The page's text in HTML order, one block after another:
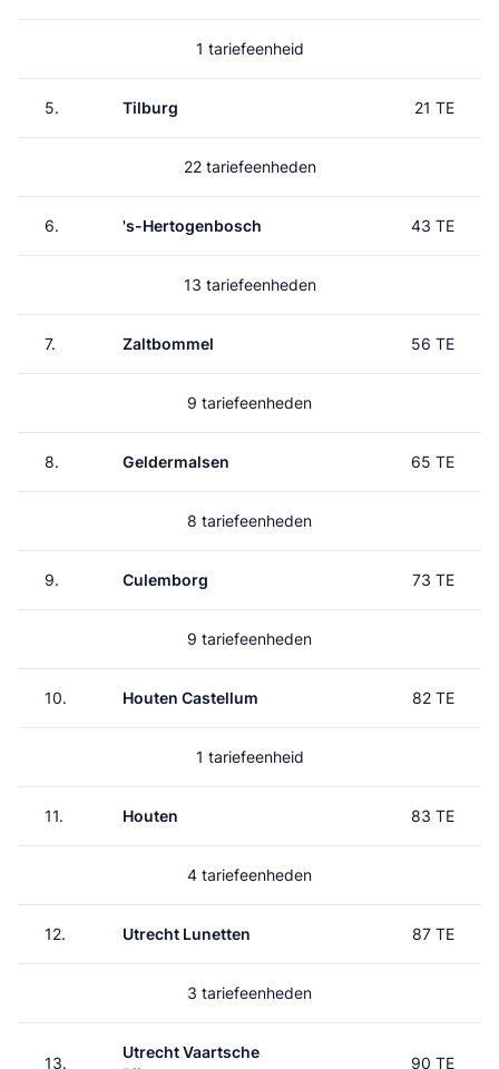
1 tariefeenheid
5. Tilburg 21 TE
22 tariefeenheden
6. 's-Hertogenbosch 43 TE
13 tariefeenheden
7. Zaltbommel 56 TE
9 tariefeenheden
8. Geldermalsen 65 TE
8 tariefeenheden
9. Culemborg 73 TE
9 tariefeenheden
10. Houten Castellum 82 TE
1 tariefeenheid
11. Houten 83 TE
4 tariefeenheden
12. Utrecht Lunetten 87 TE
3 tariefeenheden
13.
Utrecht Vaartsche
90 TE